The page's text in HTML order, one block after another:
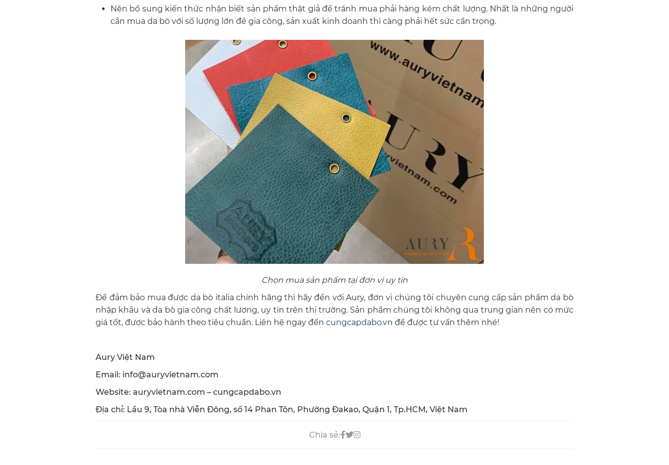
Nên bổ sung kiến thức nhận biết sản phẩm thật giả để tránh mua phải hàng kém chất lượng. Nhất là những người
cần mua da bò với số lượng lớn để gia công, sản xuất kinh doanh thì càng phải hết sức cẩn trọng.
Chọn mua sản phẩm tại đơn vị uy tín
Để đảm bảo mua được da bò italia chính hãng thì hãy đến với Aury, đơn vị chúng tôi chuyên cung cấp sản phẩm da bò
nhập khẩu và da bò gia công chất lượng, uy tín trên thị trường. Sản phẩm chúng tôi không qua trung gian nên có mức
giá tốt, được bảo hành theo tiêu chuẩn. Liên hệ ngay đến cungcapdabo.vn để được tư vấn thêm nhé!
Aury Việt Nam
Email: info@auryvietnam.com
Website: auryvietnam.com – cungcapdabo.vn
Địa chỉ: Lầu 9, Tòa nhà Viễn Đông, số 14 Phan Tôn, Phường Đakao, Quận 1, Tp.HCM, Việt Nam
Chia sẻ: